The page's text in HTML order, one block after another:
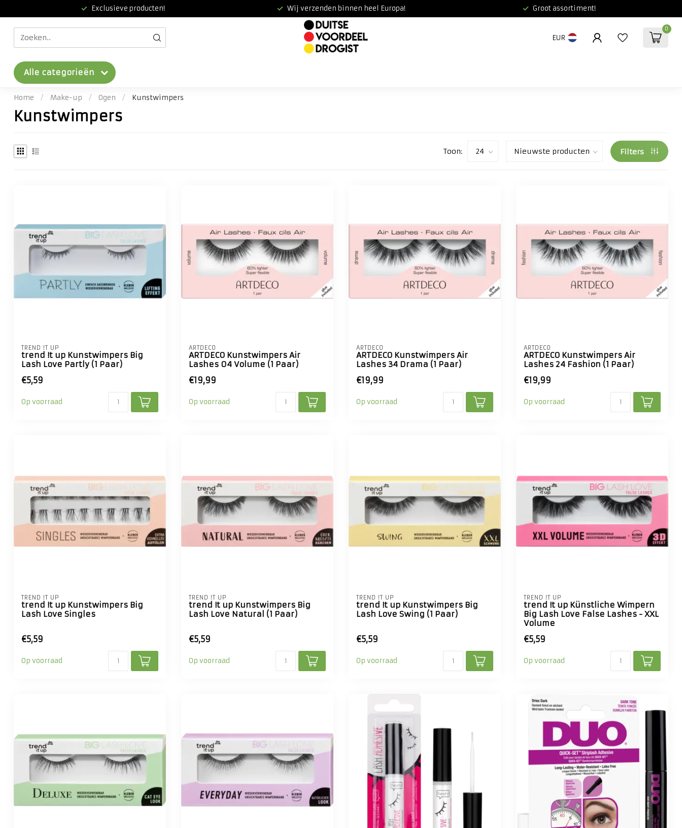
Exclusieve producten! Wij verzenden binnen heel Europa! Groot assortiment!
EUR
0
Alle categorieën
Home / Make-up / Ogen / Kunstwimpers
Kunstwimpers
Toon: Filters
TREND !T UP
trend !t up Kunstwimpers Big
Lash Love Partly (1 Paar)
€5,59
Op voorraad
ARTDECO
ARTDECO Kunstwimpers Air
Lashes 04 Volume (1 Paar)
€19,99
Op voorraad
ARTDECO
ARTDECO Kunstwimpers Air
Lashes 34 Drama (1 Paar)
€19,99
Op voorraad
ARTDECO
ARTDECO Kunstwimpers Air
Lashes 24 Fashion (1 Paar)
€19,99
Op voorraad
TREND !T UP
trend !t up Kunstwimpers Big
Lash Love Singles
€5,59
Op voorraad
TREND !T UP
trend !t up Kunstwimpers Big
Lash Love Natural (1 Paar)
€5,59
Op voorraad
TREND !T UP
trend !t up Kunstwimpers Big
Lash Love Swing (1 Paar)
€5,59
Op voorraad
TREND !T UP
trend !t up Künstliche Wimpern
Big Lash Love False Lashes - XXL
Volume
€5,59
Op voorraad